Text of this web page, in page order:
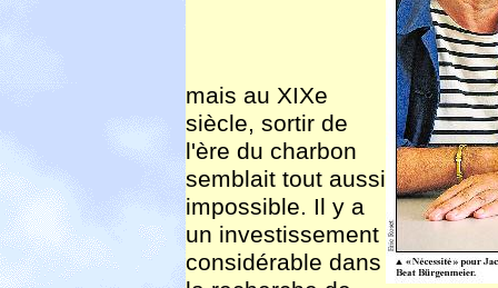
mais au XIXe
siècle, sortir de
l'ère du charbon
semblait tout aussi
impossible. Il y a
un investissement
considérable dans